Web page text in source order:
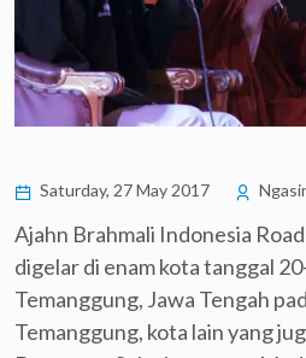
Saturday, 27 May 2017
Ajahn Brahmali Indonesia
digelar di enam kota tanggal
Temanggung, Jawa Tengah
Temanggung, kota lain yang